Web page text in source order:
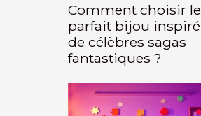
Comment choisir le
parfait bijou inspiré
de célèbres sagas
fantastiques ?